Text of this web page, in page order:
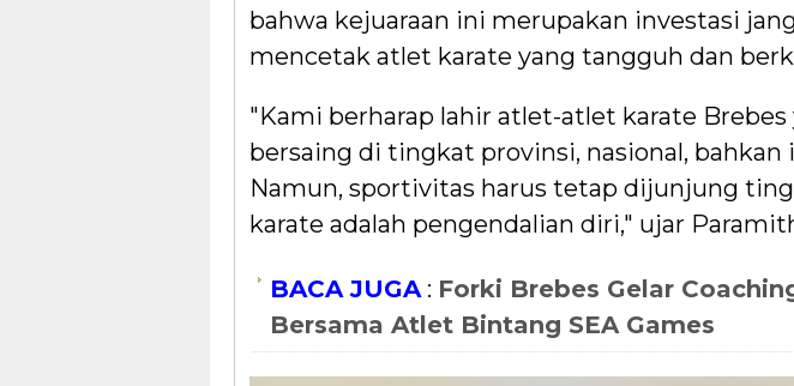
bahwa kejuaraan ini merupakan investasi
mencetak atlet karate yang tangguh dan
"Kami berharap lahir atlet-atlet karate
bersaing di tingkat provinsi, nasional, bahkan
Namun, sportivitas harus tetap dijunjung
karate adalah pengendalian diri," ujar
BACA JUGA: Forki Brebes Gelar
Bersama Atlet Bintang SEA Games